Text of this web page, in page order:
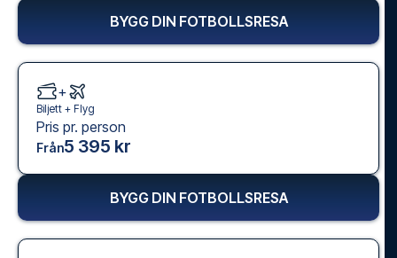
BYGG DIN FOTBOLLSRESA
+
Biljett + Flyg
Pris pr. person
Från5 395 kr
BYGG DIN FOTBOLLSRESA